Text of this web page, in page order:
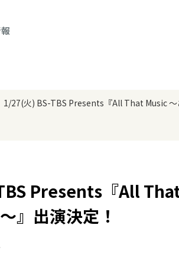
1/27(火) BS-TBS Presents『All That Music ～
Presents『All
』出演決定！